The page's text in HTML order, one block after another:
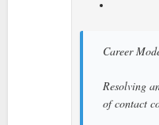
Career
Resolving
of contact